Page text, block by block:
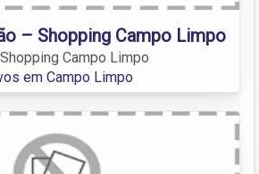
– Shopping Campo Limpo
Campo Limpo
em Campo Limpo